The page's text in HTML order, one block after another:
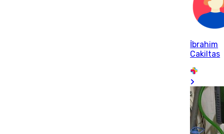
İbrahim
Cakiltas